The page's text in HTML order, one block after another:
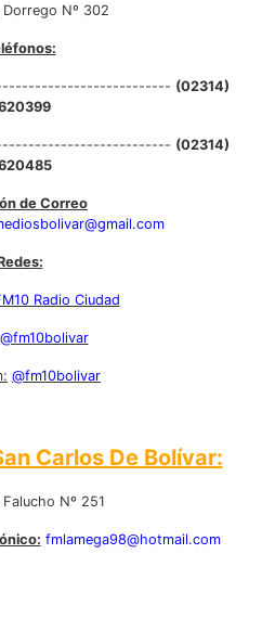
Dorrego Nº 302
(02314)
(02314)
de Correo
Radio Ciudad
@fm10bolivar
@fm10bolivar
Carlos De Bolívar:
Falucho Nº 251
fmlamega98@hotmail.com